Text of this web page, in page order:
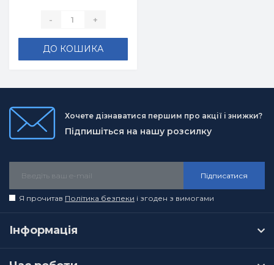
- +
ДО КОШИКА
Хочете дізнаватися першим про акції і знижки?
Підпишіться на нашу розсилку
Підписатися
Я прочитав Політика безпеки і згоден з вимогами
Інформація